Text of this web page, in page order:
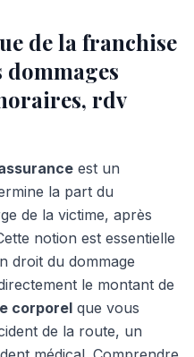
de la franchise
dommages
rdv
est un
la part du
de la victime, après
notion est essentielle
droit du dommage
le montant de
corporel que vous
de la route, un